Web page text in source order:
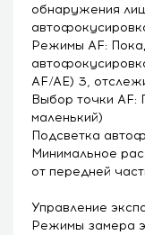
обнаружения
Режимы AF:
AF/AE) 3,
Выбор точки AF:
маленький)
Подсветка
Минимальное
от передней
Управление
Режимы замера